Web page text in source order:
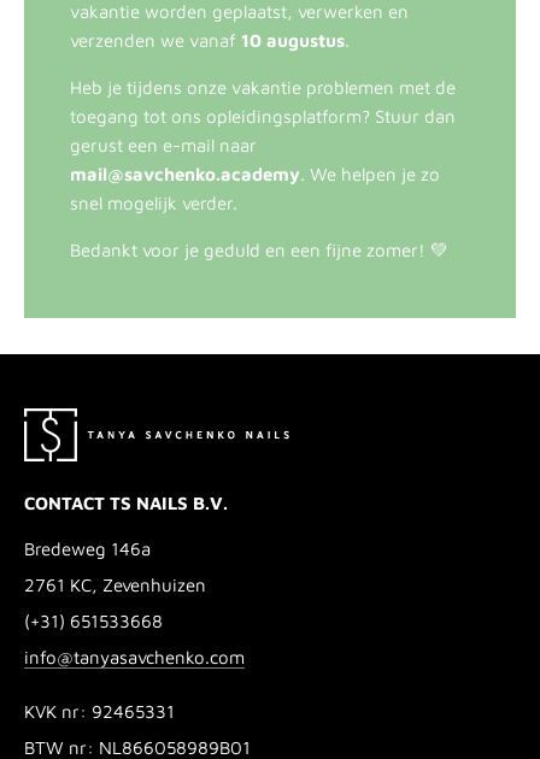
vakantie worden geplaatst, verwerken en
verzenden we vanaf 10 augustus.
Heb je tijdens onze vakantie problemen met de
toegang tot ons opleidingsplatform? Stuur dan
gerust een e-mail naar
mail@savchenko.academy. We helpen je zo
snel mogelijk verder.
Bedankt voor je geduld en een fijne zomer! 💚
CONTACT TS NAILS B.V.
Bredeweg 146a
2761 KC, Zevenhuizen
(+31) 651533668
info@tanyasavchenko.com
KVK nr: 92465331
BTW nr: NL866058989B01